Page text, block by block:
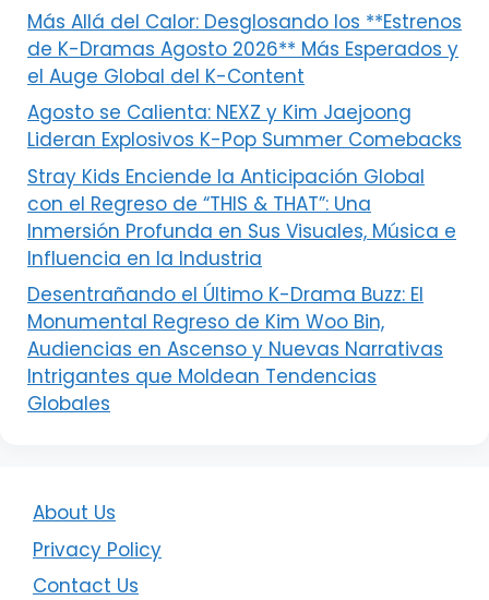
Más Allá del Calor: Desglosando los **Estrenos
de K-Dramas Agosto 2026** Más Esperados y
el Auge Global del K-Content
Agosto se Calienta: NEXZ y Kim Jaejoong
Lideran Explosivos K-Pop Summer Comebacks
Stray Kids Enciende la Anticipación Global
con el Regreso de “THIS & THAT”: Una
Inmersión Profunda en Sus Visuales, Música e
Influencia en la Industria
Desentrañando el Último K-Drama Buzz: El
Monumental Regreso de Kim Woo Bin,
Audiencias en Ascenso y Nuevas Narrativas
Intrigantes que Moldean Tendencias
Globales
About Us
Privacy Policy
Contact Us